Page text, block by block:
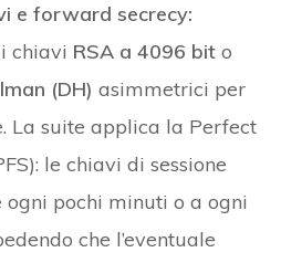
e forward secrecy:
chiavi RSA a 4096 bit o
(DH) asimmetrici per
La suite applica la Perfect
le chiavi di sessione
pochi minuti o a ogni
che l’eventuale